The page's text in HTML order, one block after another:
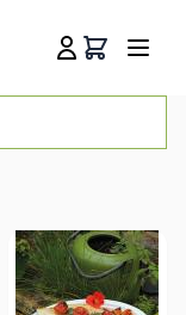
Koszyk